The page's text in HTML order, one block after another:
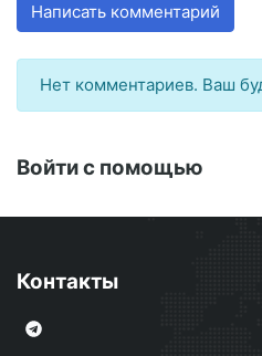
Написать комментарий
Нет комментариев. Ваш
Войти с помощью
Контакты